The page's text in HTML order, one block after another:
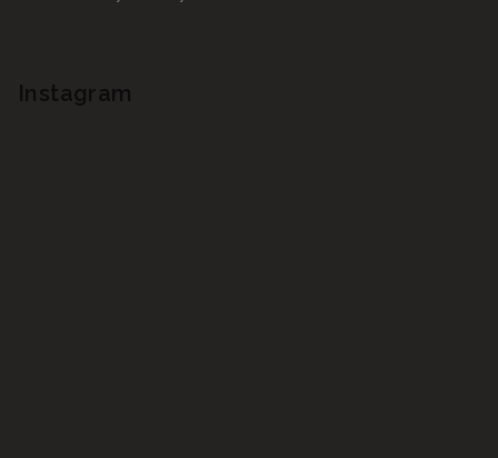
Instagram